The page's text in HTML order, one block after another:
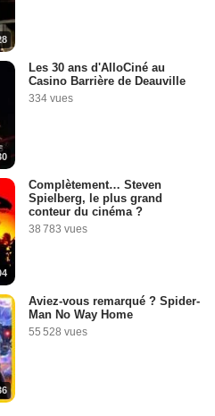
Les 30 ans d'AlloCiné au
Casino Barrière de Deauville
334 vues
Complètement… Steven
Spielberg, le plus grand
conteur du cinéma ?
38 783 vues
Aviez-vous remarqué ? Spider-
Man No Way Home
55 528 vues